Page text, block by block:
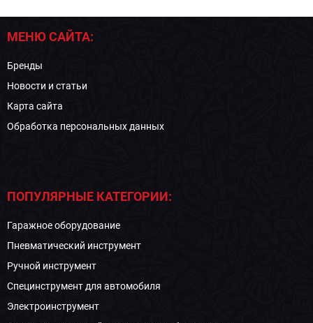
МЕНЮ САЙТА:
Бренды
Новости и статьи
Карта сайта
Обработка персональных данных
ПОПУЛЯРНЫЕ КАТЕГОРИИ:
Гаражное оборудование
Пневматический инструмент
Ручной инструмент
Специнструмент для автомобиля
Электроинструмент